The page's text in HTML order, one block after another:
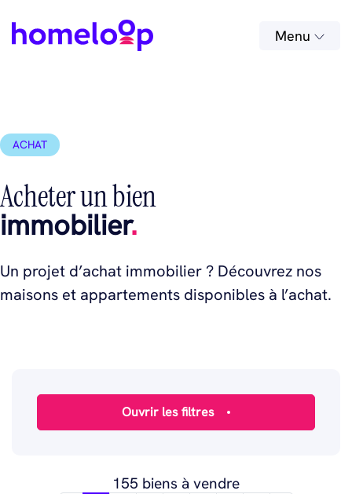
Menu
ACHAT
Acheter un bien
immobilier.
Un projet d’achat immobilier ? Découvrez nos
maisons et appartements disponibles à l’achat.
155 biens à vendre